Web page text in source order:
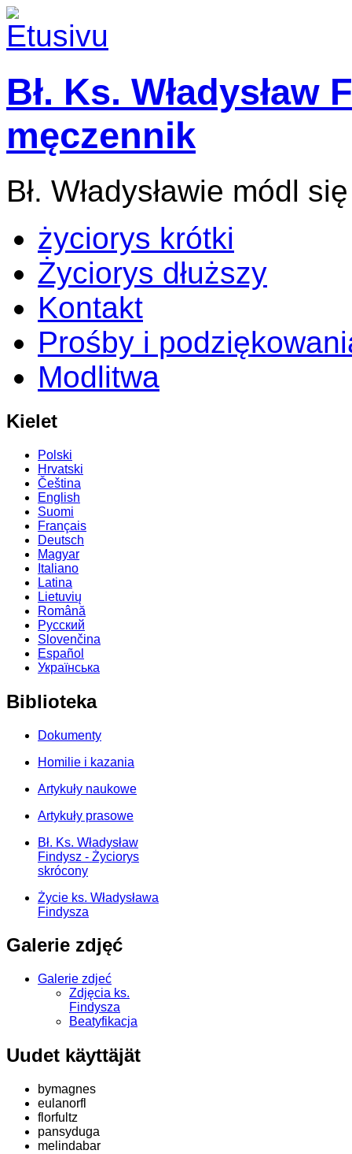
Bł. Ks. Władysław
męczennik
Bł. Władysławie módl
życiorys krótki
Życiorys dłuższy
Kontakt
Prośby i
Modlitwa
Kielet
Polski
Hrvatski
Čeština
English
Suomi
Français
Deutsch
Magyar
Italiano
Latina
Lietuvių
Română
Русский
Slovenčina
Español
Українська
Biblioteka
Dokumenty
Homilie i kazania
Artykuły naukowe
Artykuły prasowe
Bł. Ks. Władysław
Findysz - Życiorys
skrócony
Życie ks. Władysława
Findysza
Galerie zdjęć
Galerie zdjeć
Zdjęcia ks.
Findysza
Beatyfikacja
Uudet käyttäjät
bymagnes
eulanorfl
florfultz
pansyduga
melindabar